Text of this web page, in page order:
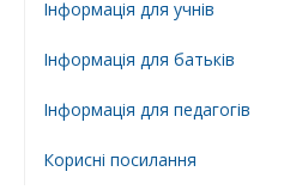
Інформація для учнів
Інформація для батьків
Інформація для педагогів
Корисні посилання